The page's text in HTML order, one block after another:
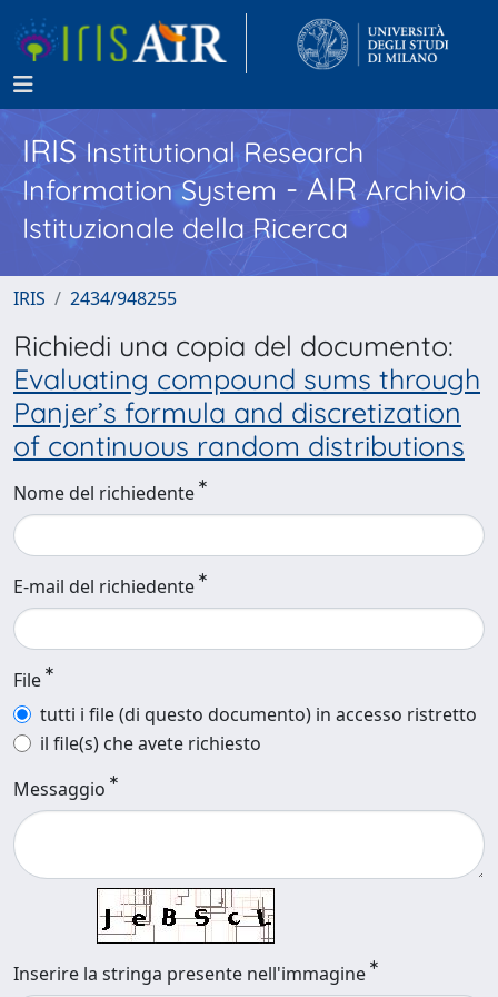
IRISInstitutional Research
Information System - AIR Archivio
Istituzionale della Ricerca
IRIS 2434/948255
Richiedi una copia del documento:
Evaluating compound sums through
Panjer’s formula and discretization
of continuous random distributions
Nome del richiedente
E-mail del richiedente
File
tutti i file (di questo documento) in accesso ristretto
il file(s) che avete richiesto
Messaggio
Inserire la stringa presente nell'immagine